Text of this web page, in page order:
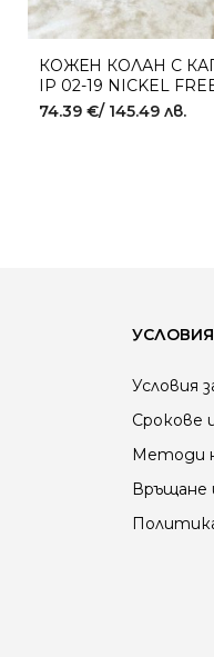
КОЖЕН КОЛАН С
IP 02-19 NICKEL
74.39€/ 145.49 лв.
Условия
Срокове
Методи
Връщане